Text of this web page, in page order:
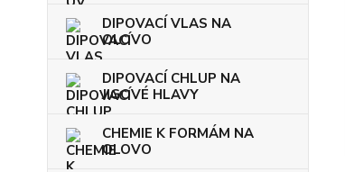
DIPOVACÍ VLAS NA
OLOVO
DIPOVACÍ CHLUP NA
JIGOVÉ HLAVY
CHEMIE K FORMÁM NA
OLOVO